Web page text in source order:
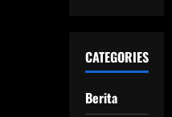
CATEGORIES
Berita